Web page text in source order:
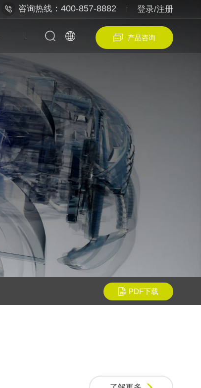
登录/注册
咨询热线：400-857-8882
产品咨询
PDF下载